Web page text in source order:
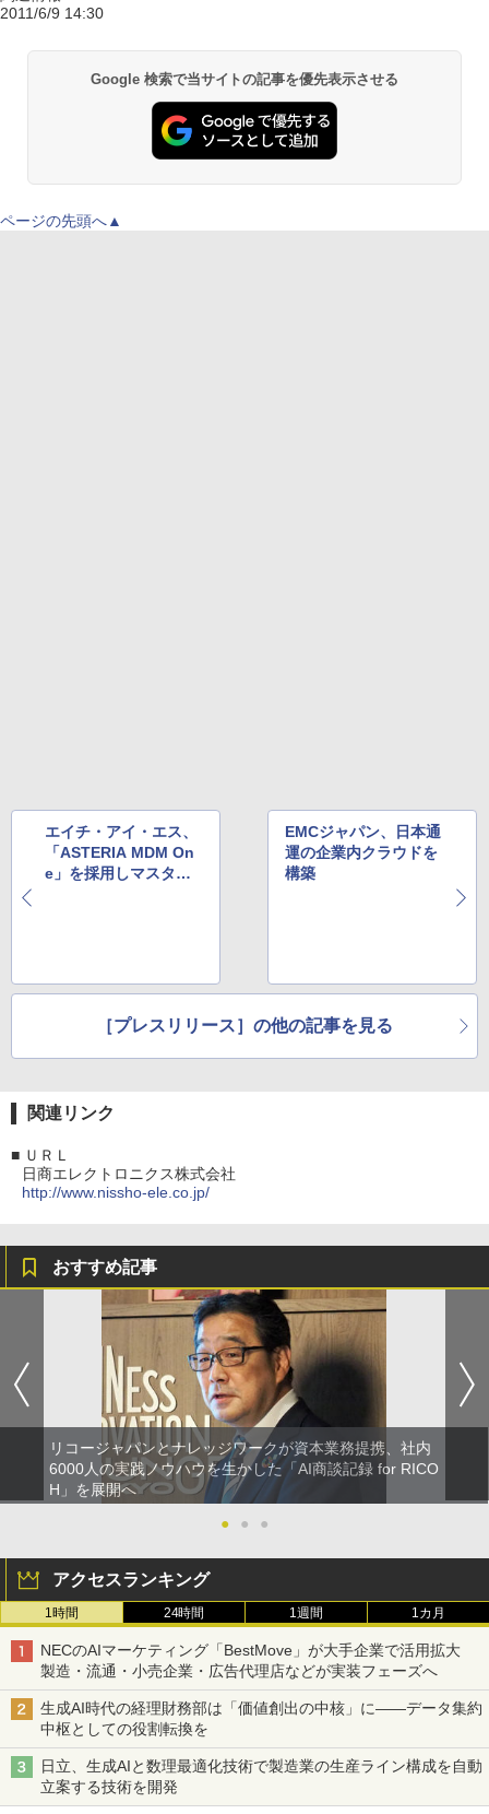
2011/6/9 14:30
Google 検索で当サイトの記事を優先表示させる
ページの先頭へ▲
エイチ・アイ・エス、
「ASTERIA MDM On
e」を採用しマスター
EMCジャパン、日本通
運の企業内クラウドを
構築
［プレスリリース］の他の記事を見る
関連リンク
■ ＵＲＬ
日商エレクトロニクス株式会社
http://www.nissho-ele.co.jp/
おすすめ記事
リコージャパンとナレッジワークが資本業務提携、社内
6000人の実践ノウハウを生かした「AI商談記録 for RICO
H」を展開へ
●
● ●
アクセスランキング
1時間 24時間 1週間 1カ月
NECのAIマーケティング「BestMove」が大手企業で活用拡大
製造・流通・小売企業・広告代理店などが実装フェーズへ
生成AI時代の経理財務部は「価値創出の中核」に――データ集約
中枢としての役割転換を
日立、生成AIと数理最適化技術で製造業の生産ライン構成を自動
立案する技術を開発